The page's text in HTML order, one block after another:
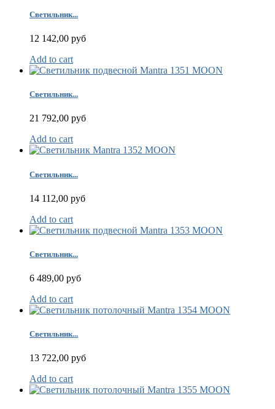
Светильник...
12 142,00 руб
Add to cart
Светильник...
21 792,00 руб
Add to cart
Светильник...
14 112,00 руб
Add to cart
Светильник...
6 489,00 руб
Add to cart
Светильник...
13 722,00 руб
Add to cart